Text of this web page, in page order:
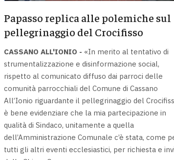
Papasso replica alle polemiche sul
pellegrinaggio del Crocifisso
CASSANO ALL'IONIO - «In merito al tentativo di
strumentalizzazione e disinformazione social,
rispetto al comunicato diffuso dai parroci delle
comunità parrocchiali del Comune di Cassano
All’Ionio riguardante il pellegrinaggio del
è bene evidenziare che la mia partecipazione in
qualità di Sindaco, unitamente a quella
dell’Amministrazione Comunale c’è stata, come
tutti gli altri eventi ecclesiastici, per richiesta e